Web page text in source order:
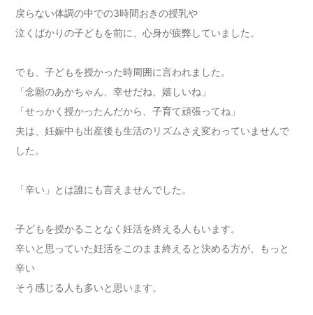
戻らない体調の中での3時間おきの授乳や
泣くばかりの子どもを前に、心身が疲弊していました。
でも、子どもを授かった時周囲に言われました。
「念願のあかちゃん、幸せだね、嬉しいね」
「せっかく授かったんだから、子育て頑張ってね」
夫は、妊娠中も出産後も生活のリズムさえ変わっていませんで
した。
「辛い」とは誰にも言えませんでした。
子どもを授かることなく妊活を終える人もいます。
辛いと思っていた妊活をこのまま終えると決める方が、もっと
辛い
そう感じる人も多いと思います。